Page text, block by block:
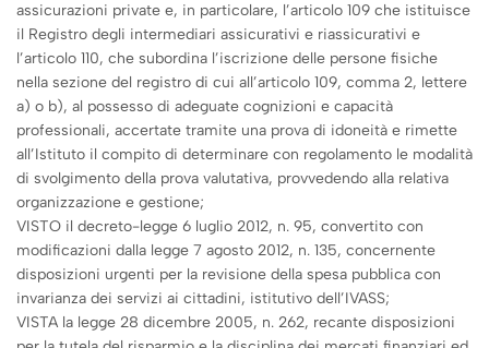
assicurazioni private e, in particolare, l’articolo 109 che istituisce
il Registro degli intermediari assicurativi e riassicurativi e
l’articolo 110, che subordina l’iscrizione delle persone fisiche
nella sezione del registro di cui all’articolo 109, comma 2, lettere
a) o b), al possesso di adeguate cognizioni e capacità
professionali, accertate tramite una prova di idoneità e rimette
all’Istituto il compito di determinare con regolamento le modalità
di svolgimento della prova valutativa, provvedendo alla relativa
organizzazione e gestione;
VISTO il decreto-legge 6 luglio 2012, n. 95, convertito con
modificazioni dalla legge 7 agosto 2012, n. 135, concernente
disposizioni urgenti per la revisione della spesa pubblica con
invarianza dei servizi ai cittadini, istitutivo dell’IVASS;
VISTA la legge 28 dicembre 2005, n. 262, recante disposizioni